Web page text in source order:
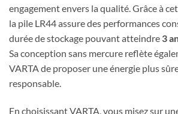
engagement envers la qualité. Grâce à
la pile LR44 assure des performances
durée de stockage pouvant atteindre 3
Sa conception sans mercure reflète
VARTA de proposer une énergie plus
responsable.
En choisissant VARTA, vous misez sur